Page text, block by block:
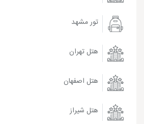
تور مشهد
هتل تهران
هتل اصفهان
هتل شیراز